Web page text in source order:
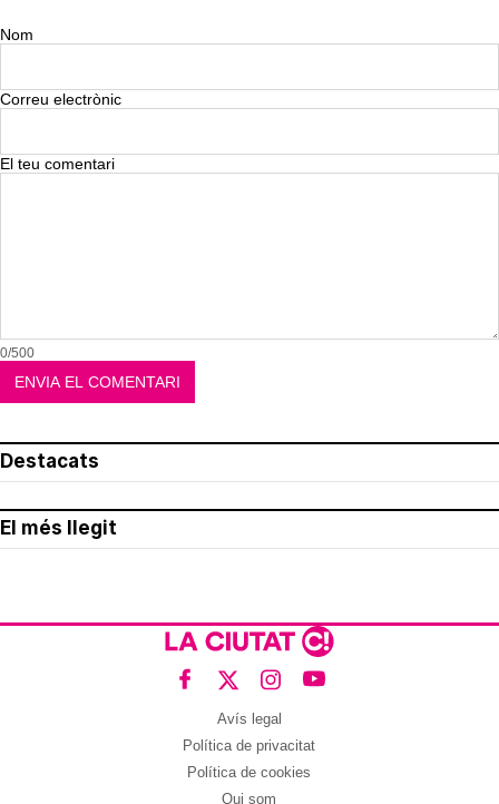
Nom
Correu electrònic
El teu comentari
0/500
Destacats
El més llegit
Avís legal
Política de privacitat
Política de cookies
Qui som